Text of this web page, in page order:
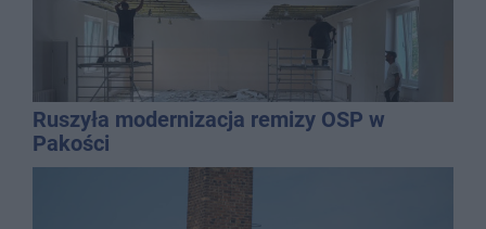
Ruszyła modernizacja remizy OSP w
Pakości